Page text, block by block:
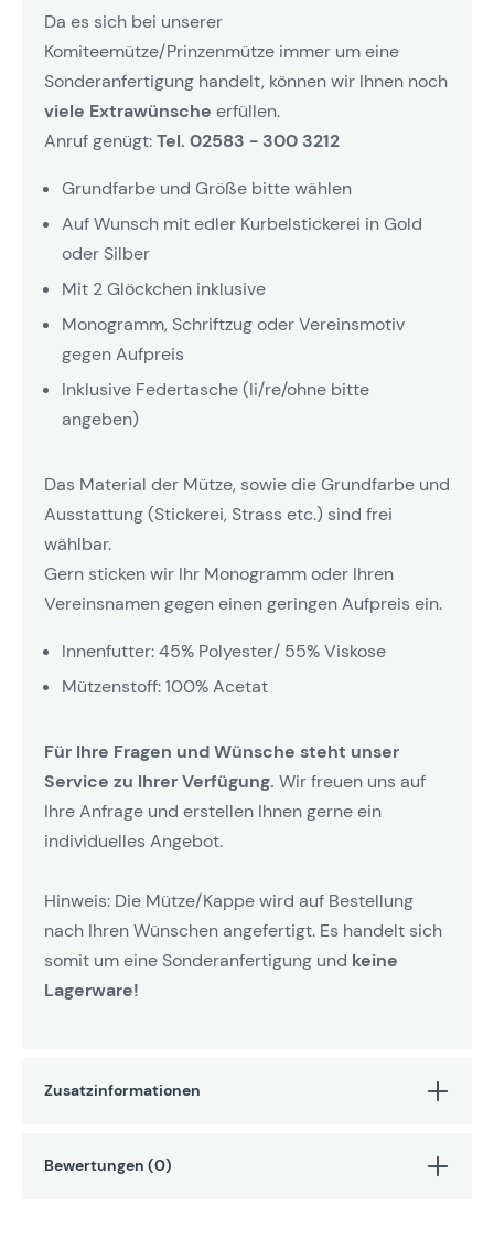
Da es sich bei unserer
Komiteemütze/Prinzenmütze immer um eine
Sonderanfertigung handelt, können wir Ihnen noch
viele Extrawünsche erfüllen.
Anruf genügt:Tel. 02583 - 300 3212
Grundfarbe und Größe bitte wählen
Auf Wunsch mit edler Kurbelstickerei in Gold
oder Silber
Mit 2 Glöckchen inklusive
Monogramm, Schriftzug oder Vereinsmotiv
gegen Aufpreis
Inklusive Federtasche (li/re/ohne bitte
angeben)
Das Material der Mütze, sowie die Grundfarbe und
Ausstattung (Stickerei, Strass etc.) sind frei
wählbar.
Gern sticken wir Ihr Monogramm oder Ihren
Vereinsnamen gegen einen geringen Aufpreis ein.
Innenfutter: 45% Polyester/ 55% Viskose
Mützenstoff: 100% Acetat
Für Ihre Fragen und Wünsche steht unser
Service zu Ihrer Verfügung. Wir freuen uns auf
Ihre Anfrage und erstellen Ihnen gerne ein
individuelles Angebot.
Hinweis: Die Mütze/Kappe wird auf Bestellung
nach Ihren Wünschen angefertigt. Es handelt sich
somit um eine Sonderanfertigung und keine
Lagerware!
Zusatzinformationen
Bewertungen (0)